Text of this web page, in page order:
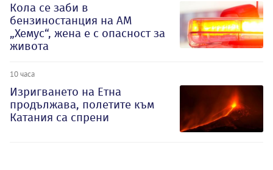
Кола се заби в
бензиностанция на АМ
„Хемус“, жена е с опасност за
живота
10 часа
Изригването на Етна
продължава, полетите към
Катания са спрени